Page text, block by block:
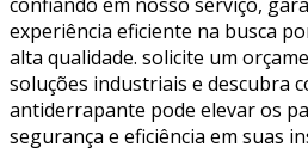
experiência eficiente na busca
alta qualidade. solicite um
soluções industriais e descubra
antiderrapante pode elevar os
segurança e eficiência em suas